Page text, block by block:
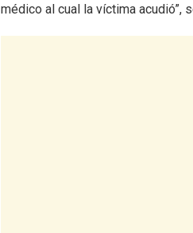
médico al cual la víctima acudió”,